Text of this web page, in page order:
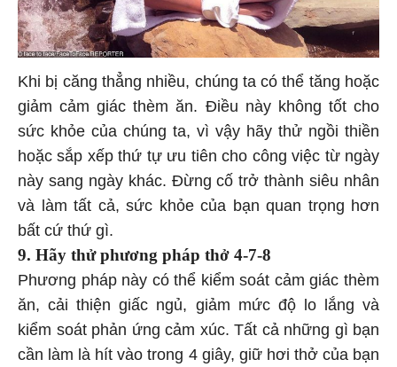
Khi bị căng thẳng nhiều, chúng ta có thể tăng hoặc
giảm cảm giác thèm ăn. Điều này không tốt cho
sức khỏe của chúng ta, vì vậy hãy thử ngồi thiền
hoặc sắp xếp thứ tự ưu tiên cho công việc từ ngày
này sang ngày khác. Đừng cố trở thành siêu nhân
và làm tất cả, sức khỏe của bạn quan trọng hơn
bất cứ thứ gì.
9. Hãy thử phương pháp thở 4-7-8
Phương pháp này có thể kiểm soát cảm giác thèm
ăn, cải thiện giấc ngủ, giảm mức độ lo lắng và
kiểm soát phản ứng cảm xúc. Tất cả những gì bạn
cần làm là hít vào trong 4 giây, giữ hơi thở của bạn